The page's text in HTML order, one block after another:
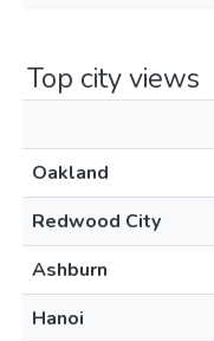
Top city views
Oakland
Redwood City
Ashburn
Hanoi